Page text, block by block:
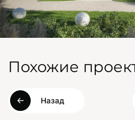
Похожие
Назад